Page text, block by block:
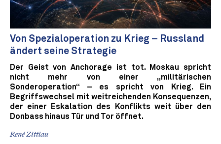
Von Spezialoperation zu Krieg – Russland
ändert seine Strategie
Der Geist von Anchorage ist tot. Moskau spricht
nicht mehr von einer „militärischen
Sonderoperation“ – es spricht von Krieg. Ein
Begriffswechsel mit weitreichenden Konsequenzen,
der einer Eskalation des Konflikts weit über den
Donbass hinaus Tür und Tor öffnet.
René Zittlau